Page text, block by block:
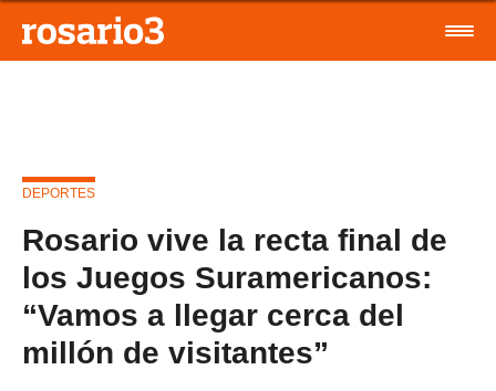
DEPORTES
Rosario vive la recta final de
los Juegos Suramericanos:
“Vamos a llegar cerca del
millón de visitantes”